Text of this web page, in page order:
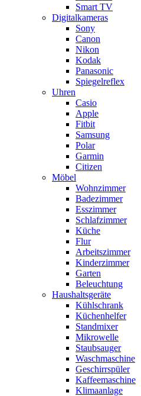
Smart TV
Digitalkameras
Sony
Canon
Nikon
Kodak
Panasonic
Spiegelreflex
Uhren
Casio
Apple
Fitbit
Samsung
Polar
Garmin
Citizen
Möbel
Wohnzimmer
Badezimmer
Esszimmer
Schlafzimmer
Küche
Flur
Arbeitszimmer
Kinderzimmer
Garten
Beleuchtung
Haushaltsgeräte
Kühlschrank
Küchenhelfer
Standmixer
Mikrowelle
Staubsauger
Waschmaschine
Geschirrspüler
Kaffeemaschine
Klimaanlage